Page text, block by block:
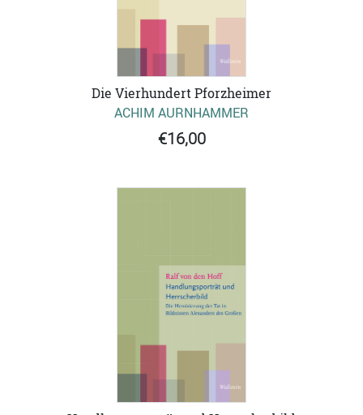
Die Vierhundert Pforzheimer
ACHIM AURNHAMMER
€16,00